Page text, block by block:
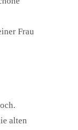
Frau
alten